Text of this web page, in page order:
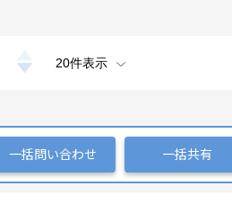
一括問い合わせ 一括共有